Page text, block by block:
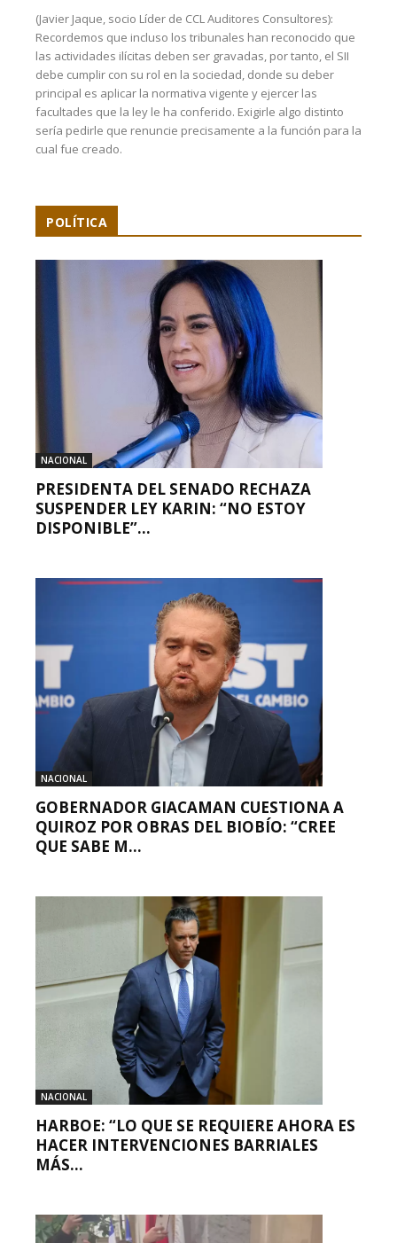
(Javier Jaque, socio Líder de CCL Auditores Consultores):
Recordemos que incluso los tribunales han reconocido que
las actividades ilícitas deben ser gravadas, por tanto, el SII
debe cumplir con su rol en la sociedad, donde su deber
principal es aplicar la normativa vigente y ejercer las
facultades que la ley le ha conferido. Exigirle algo distinto
sería pedirle que renuncie precisamente a la función para la
cual fue creado.
POLÍTICA
NACIONAL
PRESIDENTA DEL SENADO RECHAZA
SUSPENDER LEY KARIN: “NO ESTOY
DISPONIBLE”...
NACIONAL
GOBERNADOR GIACAMAN CUESTIONA A
QUIROZ POR OBRAS DEL BIOBÍO: “CREE
QUE SABE M...
NACIONAL
HARBOE: “LO QUE SE REQUIERE AHORA ES
HACER INTERVENCIONES BARRIALES
MÁS...